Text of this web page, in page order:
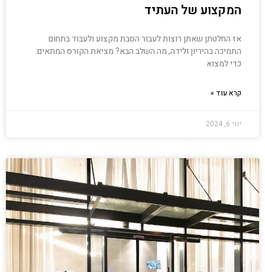
המקצוע של העתיד
אז החלטתן שאתן רוצות לעבור הסבת מקצוע ולעבוד בתחום
התמיכה בהיריון ולידה, מה השלב הבא? מציאת הקורס המתאים.
כדי למצוא
קרא עוד »
יוני 6, 2024